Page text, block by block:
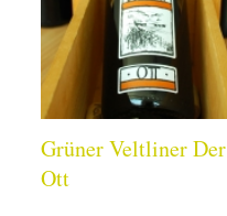
Grüner Veltliner Der
Ott